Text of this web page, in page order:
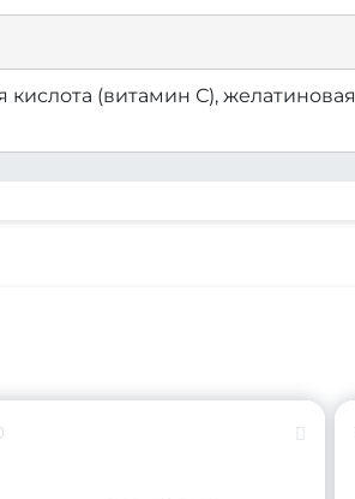
(витамин С), желатиновая